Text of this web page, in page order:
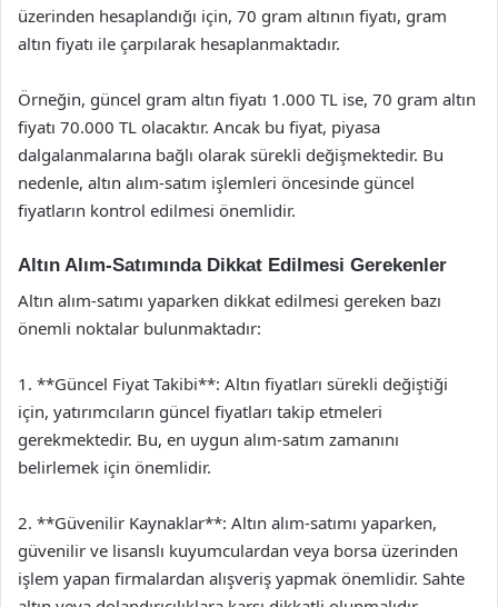
üzerinden hesaplandığı için, 70 gram altının fiyatı, gram
altın fiyatı ile çarpılarak hesaplanmaktadır.
Örneğin, güncel gram altın fiyatı 1.000 TL ise, 70 gram altın
fiyatı 70.000 TL olacaktır. Ancak bu fiyat, piyasa
dalgalanmalarına bağlı olarak sürekli değişmektedir. Bu
nedenle, altın alım-satım işlemleri öncesinde güncel
fiyatların kontrol edilmesi önemlidir.
Altın Alım-Satımında Dikkat Edilmesi Gerekenler
Altın alım-satımı yaparken dikkat edilmesi gereken bazı
önemli noktalar bulunmaktadır:
1. **Güncel Fiyat Takibi**: Altın fiyatları sürekli değiştiği
için, yatırımcıların güncel fiyatları takip etmeleri
gerekmektedir. Bu, en uygun alım-satım zamanını
belirlemek için önemlidir.
2. **Güvenilir Kaynaklar**: Altın alım-satımı yaparken,
güvenilir ve lisanslı kuyumculardan veya borsa üzerinden
işlem yapan firmalardan alışveriş yapmak önemlidir. Sahte